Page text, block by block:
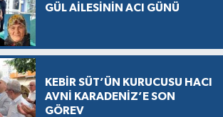
GÜL AİLESİNİN ACI GÜNÜ
KEBİR SÜT’ÜN KURUCUSU HACI
AVNİ KARADENİZ’E SON
GÖREV